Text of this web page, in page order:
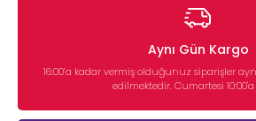
Aynı Gün Kargo
16:00’a kadar vermiş olduğunuz siparişler
edilmektedir. Cumartesi